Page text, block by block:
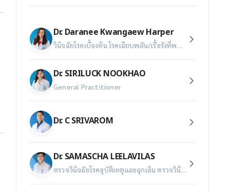
Dr. Daranee Kwangaew Harper
Dr. SIRILUCK NOOKHAO
General Practitioner
Dr. C SRIVAROM
Dr. SAMASCHA LEELAVILAS